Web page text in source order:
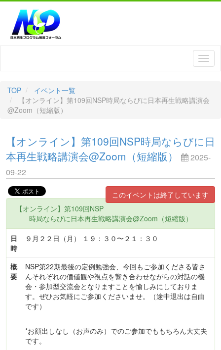
TOP
イベント一覧
【オンライン】第109回NSP時局ならびに日本再生戦略講演会
@Zoom（短縮版）
【オンライン】第109回NSP時局ならびに日
本再生戦略講演会@Zoom（短縮版）
2025-
09-22
このイベントは終了しています
【オンライン】第109回NSP
時局ならびに日本再生戦略講演会@Zoom（短縮版）
日
時
９月２２日（月） １９：３０〜２１：３０
概
要
NSP第22期最後の定例勉強会、今回もご参加くださる皆さ
んそれぞれの価値観や視点を響き合わせながらの対話の機
会・参加型交流会となりますことを愉しみにしておりま
す。ぜひお気軽にご参加くださいませ。（途中退出は自由
です）
*お顔出しなし（お声のみ）でのご参加でももちろん大丈夫
です。